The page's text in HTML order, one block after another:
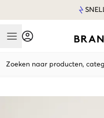
Mobile Menu
Zoeken naar producten,